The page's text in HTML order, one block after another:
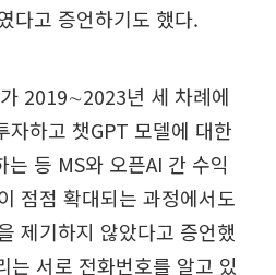
다고 증언하기도 했다.
2019∼2023년 세 차례에
자하고 챗GPT 모델에 대한
등 MS와 오픈AI 간 수익
점점 확대되는 과정에서도
제기하지 않았다고 증언했
는 서로 전화번호를 알고 있